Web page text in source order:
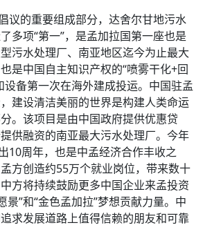
议的重要组成部分，达舍尔甘地污水
多项“第一”，是孟加拉国第一座也是
污水处理厂、南亚地区迄今为止最大
是中国自主知识产权的“喷雾干化+回
设备第一次在海外建成投运。中国驻孟
建设清洁美丽的世界是构建人类命运
。该项目是由中国政府提供优惠贷
供融资的南亚最大污水处理厂。今年
10周年，也是中孟经济合作丰收之
方创造约55万个就业岗位，带来数十
方将持续鼓励更多中国企业来孟投资
景”和“金色孟加拉”梦想贡献力量。中
求发展道路上值得信赖的朋友和可靠